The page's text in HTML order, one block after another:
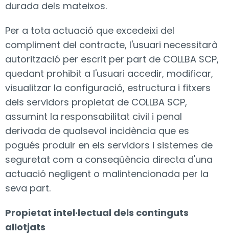
durada dels mateixos.
Per a tota actuació que excedeixi del
compliment del contracte, l'usuari necessitarà
autorització per escrit per part de COLLBA SCP,
quedant prohibit a l'usuari accedir, modificar,
visualitzar la configuració, estructura i fitxers
dels servidors propietat de COLLBA SCP,
assumint la responsabilitat civil i penal
derivada de qualsevol incidència que es
pogués produir en els servidors i sistemes de
seguretat com a conseqüència directa d'una
actuació negligent o malintencionada per la
seva part.
Propietat intel·lectual dels continguts
allotjats